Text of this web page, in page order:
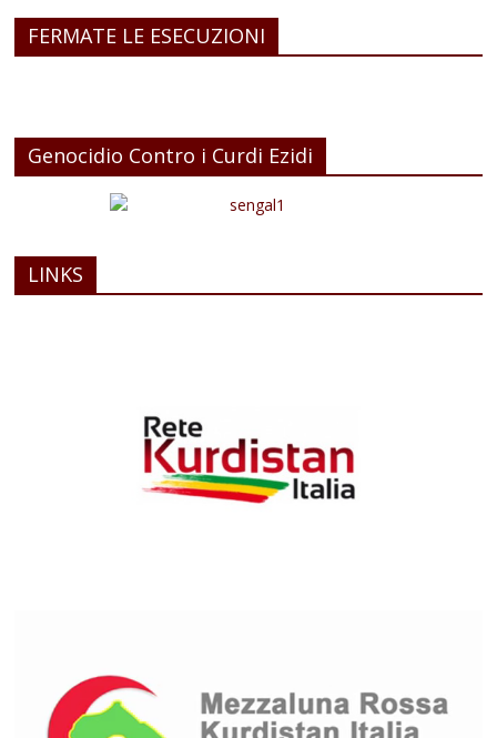
FERMATE LE ESECUZIONI
Genocidio Contro i Curdi Ezidi
LINKS